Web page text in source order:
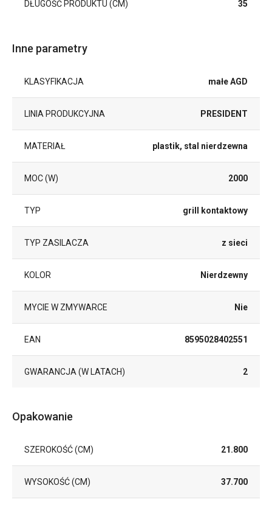
DŁUGOŚĆ PRODUKTU (CM) 35
Inne parametry
KLASYFIKACJA małe AGD
LINIA PRODUKCYJNA PRESIDENT
MATERIAŁ plastik, stal nierdzewna
MOC (W) 2000
TYP grill kontaktowy
TYP ZASILACZA z sieci
KOLOR Nierdzewny
MYCIE W ZMYWARCE Nie
EAN 8595028402551
GWARANCJA (W LATACH) 2
Opakowanie
SZEROKOŚĆ (CM) 21.800
WYSOKOŚĆ (CM) 37.700